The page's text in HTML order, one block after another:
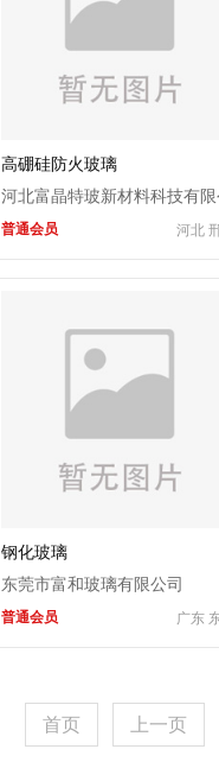
高硼硅防火玻璃
河北富晶特玻新材料科技有
司 河北
普通会员
钢化玻璃
东莞市富和玻璃有限公司
广东
普通会员
首页 上一页